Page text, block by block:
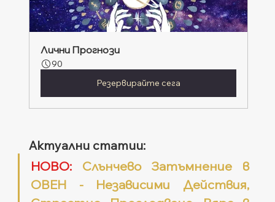
Лични Прогнози
90
Резервирайте сега
Актуални статии:
НОВО: Слънчево Затъмнение в
ОВЕН - Независими Действия,